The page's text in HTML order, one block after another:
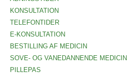
KONSULTATION
TELEFONTIDER
E-KONSULTATION
BESTILLING AF MEDICIN
SOVE- OG VANEDANNENDE MEDICIN
PILLEPAS